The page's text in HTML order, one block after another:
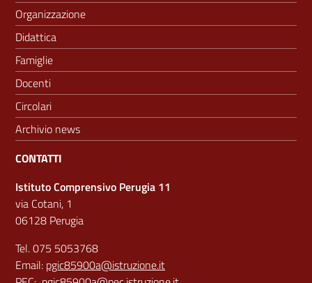
Organizzazione
Didattica
Famiglie
Docenti
Circolari
Archivio news
CONTATTI
Istituto Comprensivo Perugia 11
via Cotani, 1
06128 Perugia
Tel. 075 5053768
Email: pgic85900a@istruzione.it